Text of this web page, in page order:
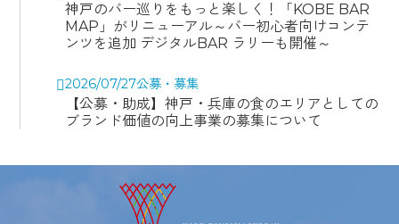
神戸のバー巡りをもっと楽しく！「KOBE BAR
MAP」がリニューアル～バー初心者向けコンテ
ンツを追加 デジタルBAR ラリーも開催～
2026/07/27公募・募集
【公募・助成】神戸・兵庫の食のエリアとしての
ブランド価値の向上事業の募集について